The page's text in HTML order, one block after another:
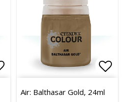
Lägg till i favoritlistan
Air: Balthasar Gold, 24ml